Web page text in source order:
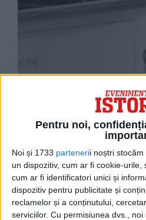
Pentru noi,
Noi și 1733 partenerii noștri
un dispozitiv, cum ar fi cookie-urile,
cum ar fi identificatori unici și
dispozitiv pentru publicitate și
reclamelor și a conținutului,
serviciilor. Cu permisiunea dvs.,
Alexei Andreevici Tupolev,
proiectant de aeronave care
Anul 2025 marchează
Andreevici Tupo­lev, un om al
tot­deauna în istoria